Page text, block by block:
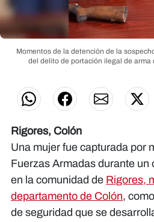
Momentos de la detención de la
del delito de portación ilegal de arma
Rigores, Colón
Una mujer fue capturada por
Fuerzas Armadas durante un
en la comunidad de Rigores,
departamento de Colón,
de seguridad que se